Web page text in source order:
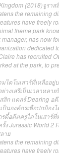
(2018)จูรา
the remaining
have freely
theme park
has now
dedicated
has recruited
at the park, to
ไดโนเสาร์ที่เหลืออยู่
างเสรีเป็นเวลาหลา
สิก แคลร์ Dearing อ
นองค์กรเพื่อปกป้องไ
รดี้อดีตครูไดโนเสาร์
รั้งJurassic World 2
าย
the remaining
have freely